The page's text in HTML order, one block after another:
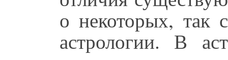
о некоторых, так
астрологии. В